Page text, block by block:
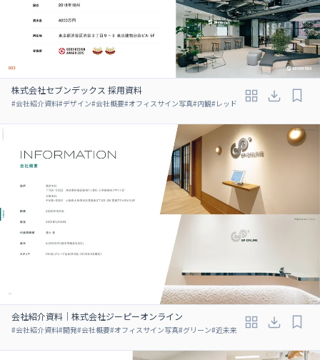
株式会社セブンデックス 採用資料
#会社紹介資料#デザイン#会社概要#オフィスサイン写真#内観#レッド
会社紹介資料｜株式会社ジーピーオンライン
#会社紹介資料#開発#会社概要#オフィスサイン写真#グリーン#近未来